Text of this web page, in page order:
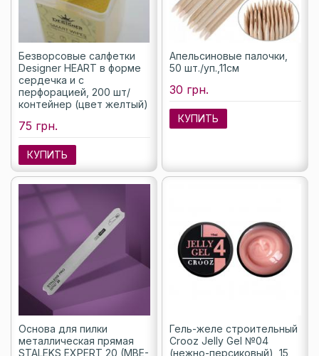
Безворсовые салфетки
Designer HEART в форме
сердечка и с
перфорацией, 200 шт/
контейнер (цвет желтый)
75 грн.
КУПИТЬ
Апельсиновые палочки,
50 шт./уп.,11см
30 грн.
КУПИТЬ
Основа для пилки
металлическая прямая
STALEKS EXPERT 20 (MBE-
Гель-желе строительный
Crooz Jelly Gel №04
(нежно-персиковый), 15